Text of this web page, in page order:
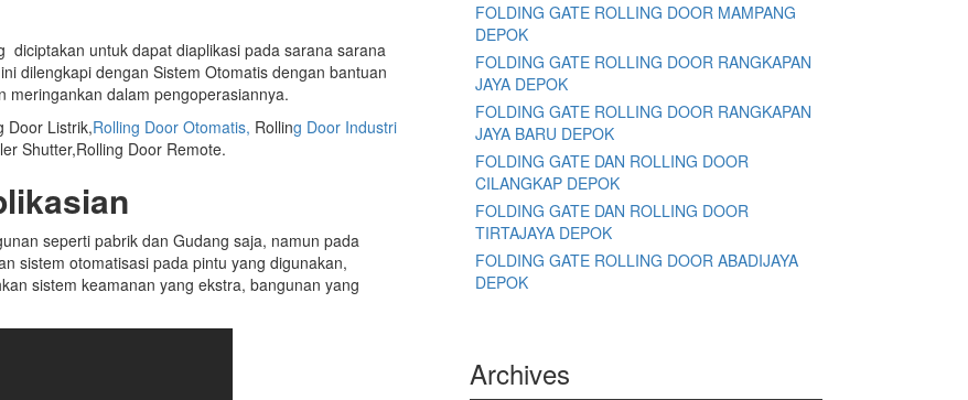
diciptakan untuk dapat diaplikasi pada sarana sarana
dilengkapi dengan Sistem Otomatis dengan bantuan
meringankan dalam pengoperasiannya.
Door Listrik,Rolling Door Otomatis, Rolling Door Industri
Shutter,Rolling Door Remote.
seperti pabrik dan Gudang saja, namun pada
sistem otomatisasi pada pintu yang digunakan,
sistem keamanan yang ekstra, bangunan yang
FOLDING GATE ROLLING DOOR MAMPANG
DEPOK
FOLDING GATE ROLLING DOOR RANGKAPAN
JAYA DEPOK
FOLDING GATE ROLLING DOOR RANGKAPAN
JAYA BARU DEPOK
FOLDING GATE DAN ROLLING DOOR
CILANGKAP DEPOK
FOLDING GATE DAN ROLLING DOOR
TIRTAJAYA DEPOK
FOLDING GATE ROLLING DOOR ABADIJAYA
DEPOK
Archives